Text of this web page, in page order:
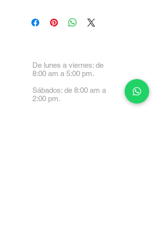
De lunes a viernes: de
8:00 am a 5:00 pm.
Sábados: de 8:00 am a
2:00 pm.